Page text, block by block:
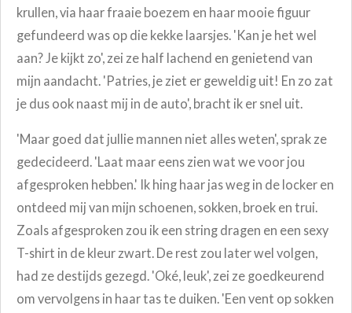
krullen, via haar fraaie boezem en haar mooie figuur
gefundeerd was op die kekke laarsjes. 'Kan je het wel
aan? Je kijkt zo', zei ze half lachend en genietend van
mijn aandacht. 'Patries, je ziet er geweldig uit! En zo zat
je dus ook naast mij in de auto', bracht ik er snel uit.
'Maar goed dat jullie mannen niet alles weten', sprak ze
gedecideerd. 'Laat maar eens zien wat we voor jou
afgesproken hebben.' Ik hing haar jas weg in de locker en
ontdeed mij van mijn schoenen, sokken, broek en trui.
Zoals afgesproken zou ik een string dragen en een sexy
T-shirt in de kleur zwart. De rest zou later wel volgen,
had ze destijds gezegd. 'Oké, leuk', zei ze goedkeurend
om vervolgens in haar tas te duiken. 'Een vent op sokken